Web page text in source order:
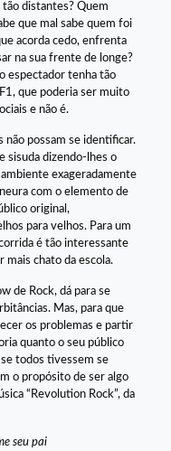
tão distantes? Quem
que mal sabe quem foi
acorda cedo, enfrenta
na sua frente de longe?
espectador tenha tão
que poderia ser muito
e não é.
não possam se identificar.
sisuda dizendo-lhes o
exageradamente
com o elemento de
original,
para velhos. Para um
é tão interessante
mais chato da escola.
de Rock, dá para se
Mas, para que
os problemas e partir
quanto o seu público
todos tivessem se
o propósito de ser algo
“Revolution Rock”, da
seu pai